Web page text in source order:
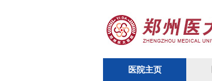
医院主页